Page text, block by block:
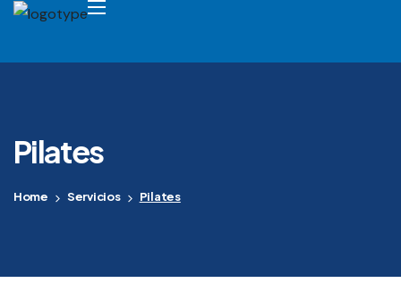
Pilates
Home Servicios Pilates